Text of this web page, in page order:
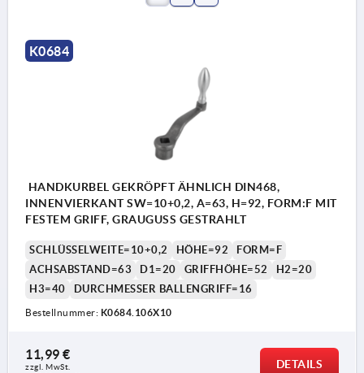
K0684
HANDKURBEL GEKRÖPFT ÄHNLICH DIN468,
INNENVIERKANT SW=10+0,2, A=63, H=92, FORM:F MIT
FESTEM GRIFF, GRAUGUSS GESTRAHLT
SCHLÜSSELWEITE=10+0,2 HÖHE=92
FORM=F
ACHSABSTAND=63
D1=20 GRIFFHÖHE=52
H2=20
H3=40
DURCHMESSER BALLENGRIFF=16
Bestellnummer: K0684.106X10
11,99 €
zzgl. MwSt.
DETAILS